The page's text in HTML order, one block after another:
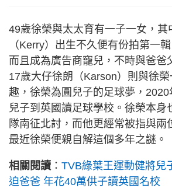
49歲徐榮與太太育有一子一女，其
（Kerry）出生不久便有份拍第一
而且成為廣告商寵兒，不時與爸爸
17歲大仔徐朗（Karson）則與徐
趣，徐榮為圓兒子的足球夢，
兒子到英國讀足球學校。徐榮本身
隊南征北討，而他更經常被指與兩
最近徐榮便親自解這個多年之謎。
相關閱讀 ： TVB綠葉王運動健將兒
迫爸爸 年花40萬供子讀英國名校